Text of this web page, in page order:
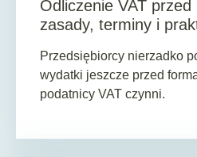
Odliczenie VAT
zasady, terminy i
Przedsiębiorcy nierzadko
wydatki jeszcze przed
podatnicy VAT czynni.